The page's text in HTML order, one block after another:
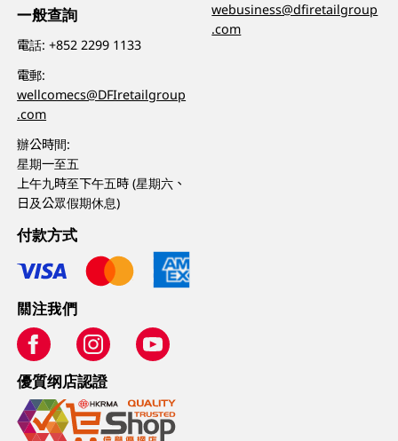
一般查詢
電話:+852 2299 1133
電郵:
wellcomecs@DFIretailgroup
.com
辦公時間:
星期一至五
上午九時至下午五時 (星期六、
日及公眾假期休息)
webusiness@dfiretailgroup
.com
付款方式
關注我們
優質纲店認證